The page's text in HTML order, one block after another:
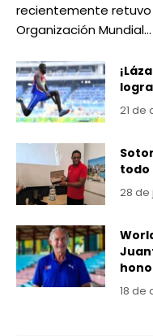
recientemente
Organización Mundial…
21 de
todo
28 de
18 de